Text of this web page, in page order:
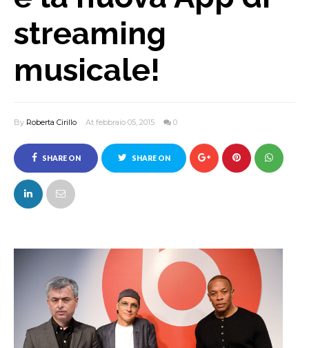
streaming
musicale!
By Roberta Cirillo At febbraio 05, 2015 0
SHARE ON
FACEBOOK
SHARE ON